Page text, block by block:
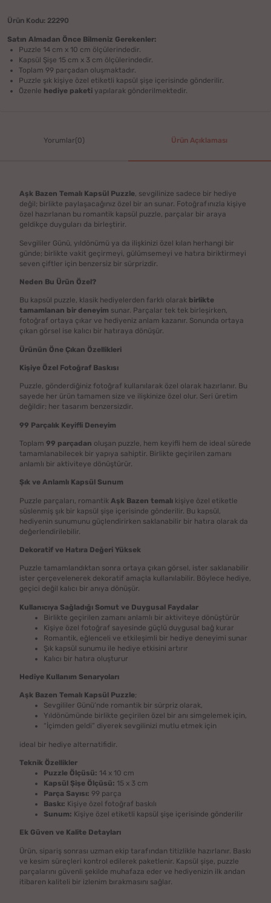
Ürün Kodu: 22290
Satın Almadan Önce Bilmeniz Gerekenler:
Puzzle 14 cm x 10 cm ölçülerindedir.
Kapsül Şişe 15 cm x 3 cm ölçülerindedir.
Toplam 99 parçadan oluşmaktadır.
Puzzle şık kişiye özel etiketli kapsül şişe içerisinde gönderilir.
Özenle hediye paketi yapılarak gönderilmektedir.
Yorumlar(0) Ürün Açıklaması
Aşk Bazen Temalı Kapsül Puzzle, sevgilinize sadece bir hediye
değil; birlikte paylaşacağınız özel bir an sunar. Fotoğrafınızla kişiye
özel hazırlanan bu romantik kapsül puzzle, parçalar bir araya
geldikçe duyguları da birleştirir.
Sevgililer Günü, yıldönümü ya da ilişkinizi özel kılan herhangi bir
günde; birlikte vakit geçirmeyi, gülümsemeyi ve hatıra biriktirmeyi
seven çiftler için benzersiz bir sürprizdir.
Neden Bu Ürün Özel?
Bu kapsül puzzle, klasik hediyelerden farklı olarak birlikte
tamamlanan bir deneyim sunar. Parçalar tek tek birleşirken,
fotoğraf ortaya çıkar ve hediyeniz anlam kazanır. Sonunda ortaya
çıkan görsel ise kalıcı bir hatıraya dönüşür.
Ürünün Öne Çıkan Özellikleri
Kişiye Özel Fotoğraf Baskısı
Puzzle, gönderdiğiniz fotoğraf kullanılarak özel olarak hazırlanır. Bu
sayede her ürün tamamen size ve ilişkinize özel olur. Seri üretim
değildir; her tasarım benzersizdir.
99 Parçalık Keyifli Deneyim
Toplam 99 parçadan oluşan puzzle, hem keyifli hem de ideal sürede
tamamlanabilecek bir yapıya sahiptir. Birlikte geçirilen zamanı
anlamlı bir aktiviteye dönüştürür.
Şık ve Anlamlı Kapsül Sunum
Puzzle parçaları, romantik Aşk Bazen temalı kişiye özel etiketle
süslenmiş şık bir kapsül şişe içerisinde gönderilir. Bu kapsül,
hediyenin sunumunu güçlendirirken saklanabilir bir hatıra olarak da
değerlendirilebilir.
Dekoratif ve Hatıra Değeri Yüksek
Puzzle tamamlandıktan sonra ortaya çıkan görsel, ister saklanabilir
ister çerçevelenerek dekoratif amaçla kullanılabilir. Böylece hediye,
geçici değil kalıcı bir anıya dönüşür.
Kullanıcıya Sağladığı Somut ve Duygusal Faydalar
Birlikte geçirilen zamanı anlamlı bir aktiviteye dönüştürür
Kişiye özel fotoğraf sayesinde güçlü duygusal bağ kurar
Romantik, eğlenceli ve etkileşimli bir hediye deneyimi sunar
Şık kapsül sunumu ile hediye etkisini artırır
Kalıcı bir hatıra oluşturur
Hediye Kullanım Senaryoları
Aşk Bazen Temalı Kapsül Puzzle;
Sevgililer Günü’nde romantik bir sürpriz olarak,
Yıldönümünde birlikte geçirilen özel bir anı simgelemek için,
“İçimden geldi” diyerek sevgilinizi mutlu etmek için
ideal bir hediye alternatifidir.
Teknik Özellikler
Puzzle Ölçüsü: 14 x 10 cm
Kapsül Şişe Ölçüsü: 15 x 3 cm
Parça Sayısı: 99 parça
Baskı: Kişiye özel fotoğraf baskılı
Sunum: Kişiye özel etiketli kapsül şişe içerisinde gönderilir
Ek Güven ve Kalite Detayları
Ürün, sipariş sonrası uzman ekip tarafından titizlikle hazırlanır. Baskı
ve kesim süreçleri kontrol edilerek paketlenir. Kapsül şişe, puzzle
parçalarını güvenli şekilde muhafaza eder ve hediyenizin ilk andan
itibaren kaliteli bir izlenim bırakmasını sağlar.